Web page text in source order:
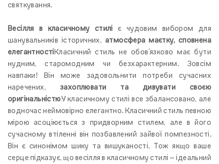
святкування.
Весілля в класичному стилі є чудовим вибором для
шанувальників історичних, атмосфера маєтку, сповнена
елегантності Класичний стиль не обов'язково має бути
нудним, старомодним чи безхарактерним. Зовсім
навпаки! Він може задовольнити потреби сучасних
наречених, захоплювати та дивувати своєю
оригінальністюУ класичному стилі все збалансовано, але
водночас неймовірно елегантно. Класичний стиль певною
мірою асоціюється з придворним стилем, але в його
сучасному втіленні він позбавлений зайвої помпезності.
Він є синонімом шику та вишуканості. Тож якщо ваше
серце підказує, що весілля в класичному стилі — ідеальний